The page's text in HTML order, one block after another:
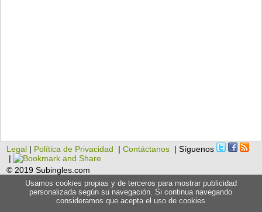
Legal | Política de Privacidad |Contáctanos | Síguenos
|
© 2019 Subingles.com
Usamos cookies propias y de terceros para mostrar publicidad
personalizada según su navegación. Si continua navegando
consideramos que acepta el uso de cookies